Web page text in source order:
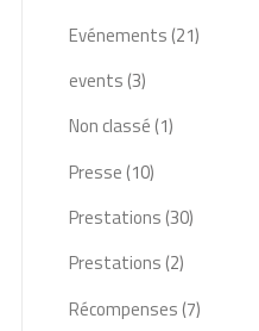
Evénements (21)
events (3)
Non classé (1)
Presse (10)
Prestations (30)
Prestations (2)
Récompenses (7)